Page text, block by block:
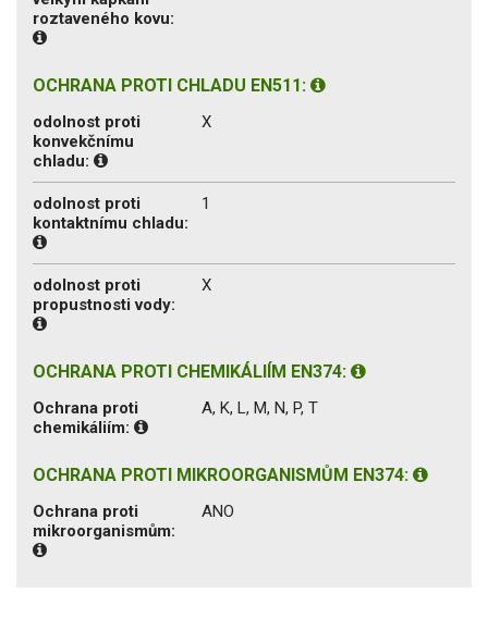
roztaveného kovu:
OCHRANA PROTI CHLADU EN511:
odolnost proti
konvekčnímu
chladu:
X
odolnost proti
kontaktnímu chladu:
1
odolnost proti
propustnosti vody:
X
OCHRANA PROTI CHEMIKÁLIÍM EN374:
Ochrana proti
chemikáliím:
A, K, L, M, N, P, T
OCHRANA PROTI MIKROORGANISMŮM EN374:
Ochrana proti
mikroorganismům:
ANO